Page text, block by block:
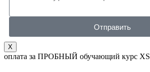
Отправить
X
оплата за ПРОБНЫЙ обучающий курс XS